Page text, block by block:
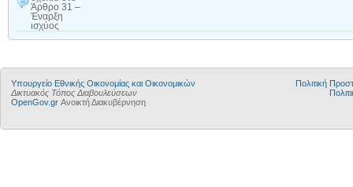
Άρθρο 31 –
Έναρξη
ισχύος
Υπουργείο Εθνικής Οικονομίας και Οικονομικών
Δικτυακός Τόπος Διαβουλεύσεων
OpenGov.gr Ανοικτή Διακυβέρνηση
Πολιτική